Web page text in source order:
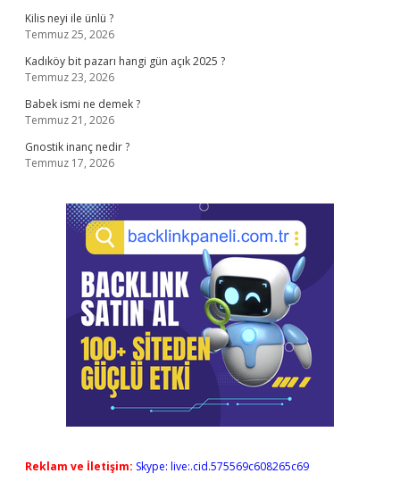
Kilis neyi ile ünlü ?
Temmuz 25, 2026
Kadıköy bit pazarı hangi gün açık 2025 ?
Temmuz 23, 2026
Babek ismi ne demek ?
Temmuz 21, 2026
Gnostik inanç nedir ?
Temmuz 17, 2026
Reklam ve İletişim: Skype: live:.cid.575569c608265c69